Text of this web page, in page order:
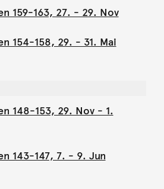
159-163, 27. - 29. Nov
154-158, 29. - 31. Mai
148-153, 29. Nov - 1.
143-147, 7. - 9. Jun